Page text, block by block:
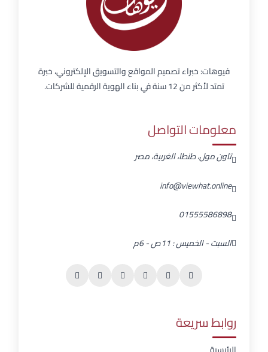
فيوهات: خبراء تصميم المواقع والتسويق الإلكتروني، خبرة
تمتد لأكثر من 12 سنة في بناء الهوية الرقمية للشركات.
معلومات التواصل
تاون مول، طنطا، الغربية، مصر
info@viewhat.online
01555586898
السبت - الخميس : 11ص - 6م
روابط سريعة